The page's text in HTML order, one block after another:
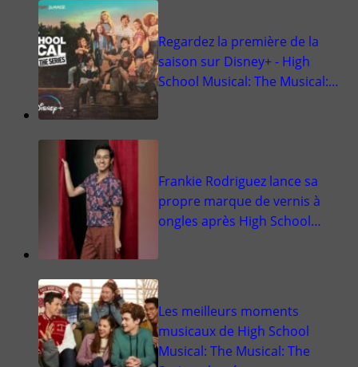
Regardez la première de la
saison sur Disney+ - High
School Musical: The Musical:…
Frankie Rodriguez lance sa
propre marque de vernis à
ongles après High School…
Les meilleurs moments
musicaux de High School
Musical: The Musical: The